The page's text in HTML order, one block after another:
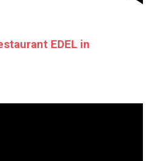
EDEL in